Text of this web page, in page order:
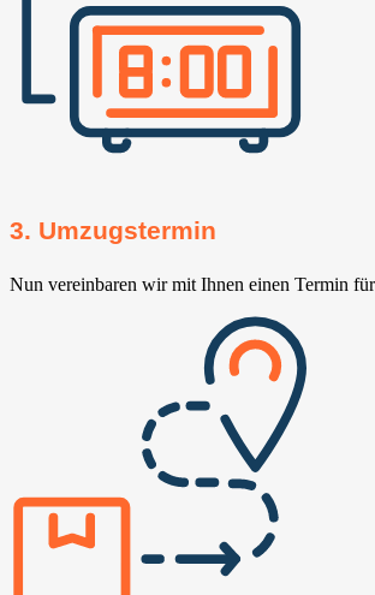
3. Umzugstermin
Nun vereinbaren wir mit Ihnen einen Termin